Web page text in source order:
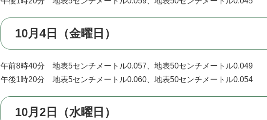
10月4日（金曜日）
午前8時40分 地表5センチメートル0.057、地表50センチメートル0.049
午後1時20分 地表5センチメートル0.060、地表50センチメートル0.054
10月2日（水曜日）